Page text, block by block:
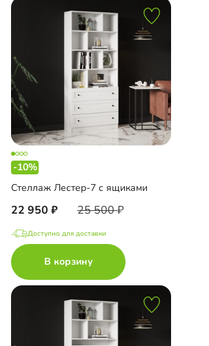
-10%
Стеллаж Лестер-7 с ящиками
22 950 25 500
Доступно для доставки
В корзину